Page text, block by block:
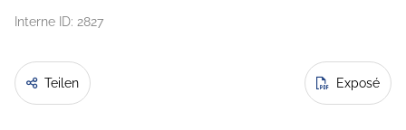
Interne ID: 2827
Teilen Exposé